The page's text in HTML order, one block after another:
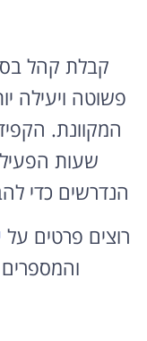
קבלת קהל
פשוטה ויעילה
המקוונת.
שעות
הנדרשים כדי
רוצים פרטים על